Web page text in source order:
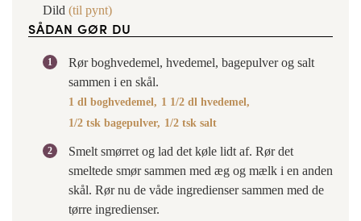
Dild (til pynt)
SÅDAN GØR DU
Rør boghvedemel, hvedemel, bagepulver og salt
sammen i en skål.
1 dl boghvedemel, 1 1/2 dl hvedemel,
1/2 tsk bagepulver, 1/2 tsk salt
Smelt smørret og lad det køle lidt af. Rør det
smeltede smør sammen med æg og mælk i en anden
skål. Rør nu de våde ingredienser sammen med de
tørre ingredienser.